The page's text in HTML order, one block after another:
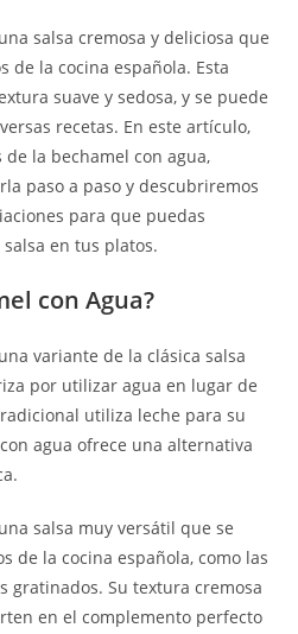
salsa cremosa y deliciosa que
de la cocina española. Esta
suave y sedosa, y se puede
recetas. En este artículo,
la bechamel con agua,
paso a paso y descubriremos
para que puedas
en tus platos.
con Agua?
variante de la clásica salsa
por utilizar agua en lugar de
utiliza leche para su
agua ofrece una alternativa
salsa muy versátil que se
de la cocina española, como las
gratinados. Su textura cremosa
en el complemento perfecto